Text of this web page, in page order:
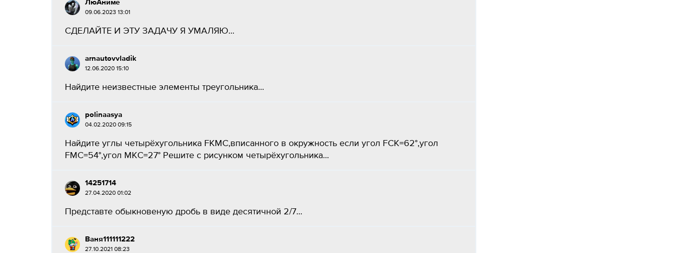
ЛюАниме
09.06.2023 13:01
СДЕЛАЙТЕ И ЭТУ ЗАДАЧУ Я УМАЛЯЮ...
arnautovvladik
12.06.2020 15:10
Найдите неизвестные элементы треугольника​...
polinaasya
04.02.2020 09:15
Найдите углы четырёхугольника FKMC,вписанного в окружность если угол FCK=62°,угол
FMC=54°,угол МКС=27° Решите с рисунком четырёхугольника...
14251714
27.04.2020 01:02
Представте обыкновеную дробь в виде десятичной 2/7​...
Ваня111111222
27.10.2021 08:23